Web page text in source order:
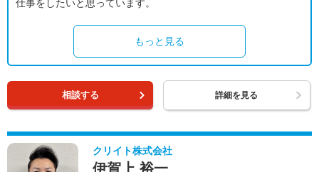
仕事をしたいと思っています。
もっと見る
相談する 詳細を見る
クリイト株式会社
伊賀上 裕一